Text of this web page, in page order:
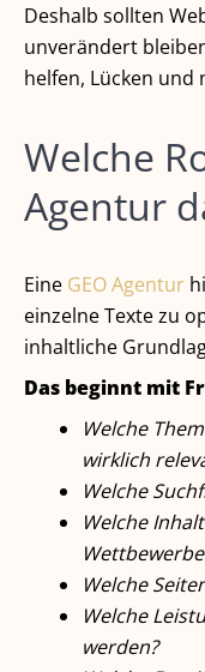
Deshalb sollten
unverändert
helfen, Lücken und
Welche
Agentur
Eine GEO Agentur
einzelne Texte zu
inhaltliche
Das beginnt mit
Welche
wirklich
Welche
Welche
Welche
Welche
werden?